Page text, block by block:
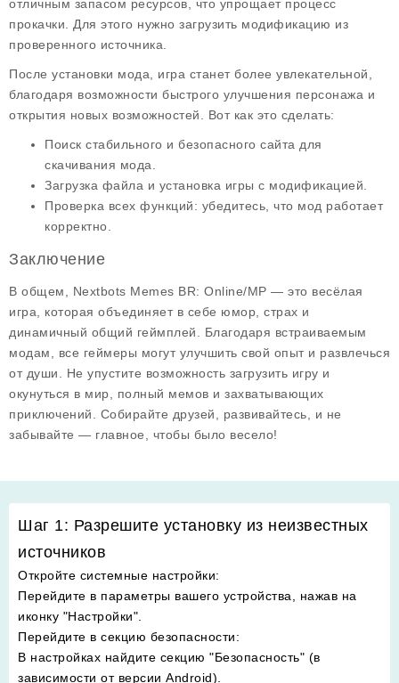
отличным запасом ресурсов, что упрощает процесс
прокачки. Для этого нужно загрузить модификацию из
проверенного источника.
После установки мода, игра станет более увлекательной,
благодаря возможности быстрого улучшения персонажа и
открытия новых возможностей. Вот как это сделать:
Поиск стабильного и безопасного сайта для
скачивания мода.
Загрузка файла и установка игры с модификацией.
Проверка всех функций: убедитесь, что мод работает
корректно.
Заключение
В общем, Nextbots Memes BR: Online/MP — это весёлая
игра, которая объединяет в себе юмор, страх и
динамичный общий геймплей. Благодаря встраиваемым
модам, все геймеры могут улучшить свой опыт и развлечься
от души. Не упустите возможность загрузить игру и
окунуться в мир, полный мемов и захватывающих
приключений. Собирайте друзей, развивайтесь, и не
забывайте — главное, чтобы было весело!
Шаг 1: Разрешите установку из неизвестных
источников
Откройте системные настройки:
Перейдите в параметры вашего устройства, нажав на
иконку "Настройки".
Перейдите в секцию безопасности:
В настройках найдите секцию "Безопасность" (в
зависимости от версии Android).